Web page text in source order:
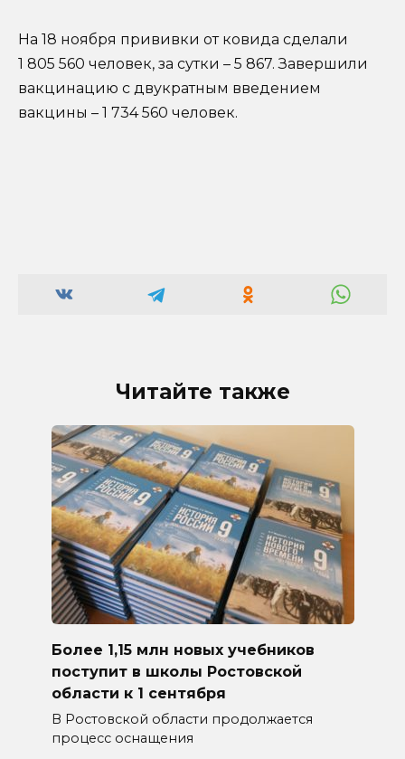
На 18 ноября прививки от ковида сделали
1 805 560 человек, за сутки – 5 867. Завершили
вакцинацию с двукратным введением
вакцины – 1 734 560 человек.
Читайте также
Более 1,15 млн новых учебников
поступит в школы Ростовской
области к 1 сентября
В Ростовской области продолжается
процесс оснащения